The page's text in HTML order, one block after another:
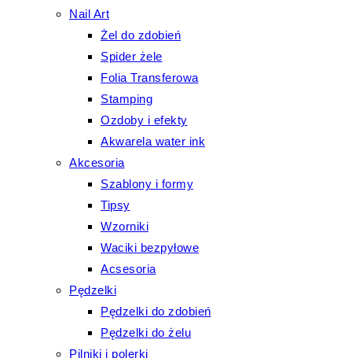
Nail Art
Żel do zdobień
Spider żele
Folia Transferowa
Stamping
Ozdoby i efekty
Akwarela water ink
Akcesoria
Szablony i formy
Tipsy
Wzorniki
Waciki bezpyłowe
Acsesoria
Pędzelki
Pędzelki do zdobień
Pędzelki do żelu
Pilniki i polerki